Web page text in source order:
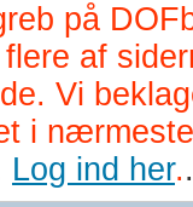
på
flere af
Vi
i
Log ind her..